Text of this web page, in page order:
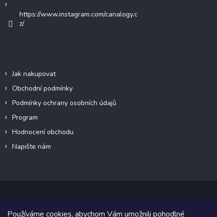
Používáme cookies, abychom Vám umožnili pohodlné
https://www.instagram.com/canalogy.c
z/
Jak nakupovat
Obchodní podmínky
Podmínky ochrany osobních údajů
Program
Hodnocení obchodu
Napište nám